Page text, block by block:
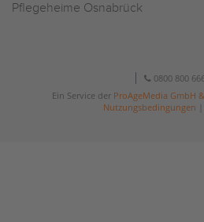
Pflegeheime Osnabrück
0800 800
Ein Service der ProAgeMedia GmbH
Nutzungsbedingungen